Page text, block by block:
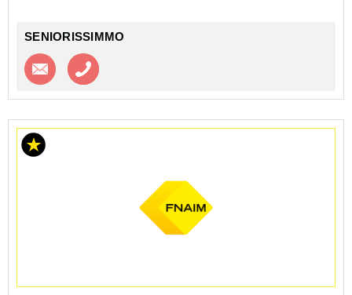
SENIORISSIMMO
Contacter l'agence